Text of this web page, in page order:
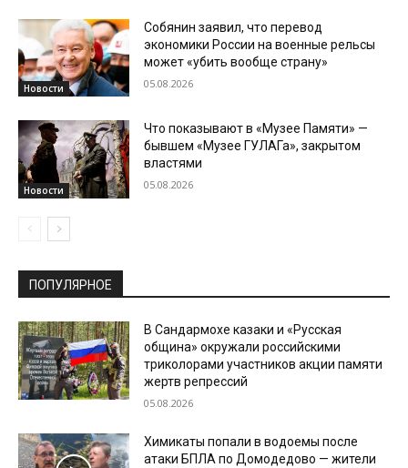
Новости
Собянин заявил, что перевод
экономики России на военные рельсы
может «убить вообще страну»
05.08.2026
Новости
Что показывают в «Музее Памяти» —
бывшем «Музее ГУЛАГа», закрытом
властями
05.08.2026
ПОПУЛЯРНОЕ
В Сандармохе казаки и «Русская
община» окружали российскими
триколорами участников акции памяти
жертв репрессий
05.08.2026
Химикаты попали в водоемы после
атаки БПЛА по Домодедово — жители